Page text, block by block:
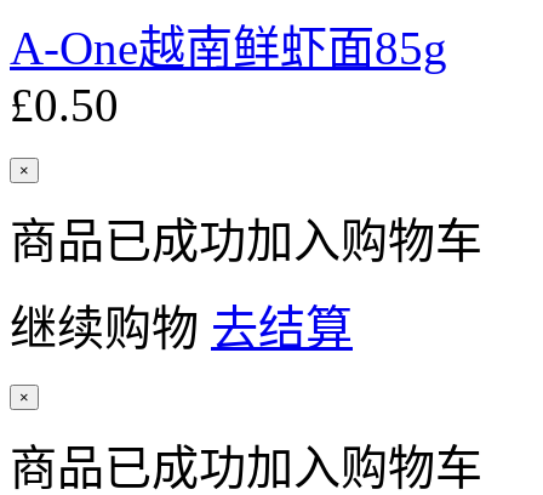
A-One越南鲜虾面85g
£0.50
×
商品已成功加入购物车
继续购物 去结算
×
商品已成功加入购物车